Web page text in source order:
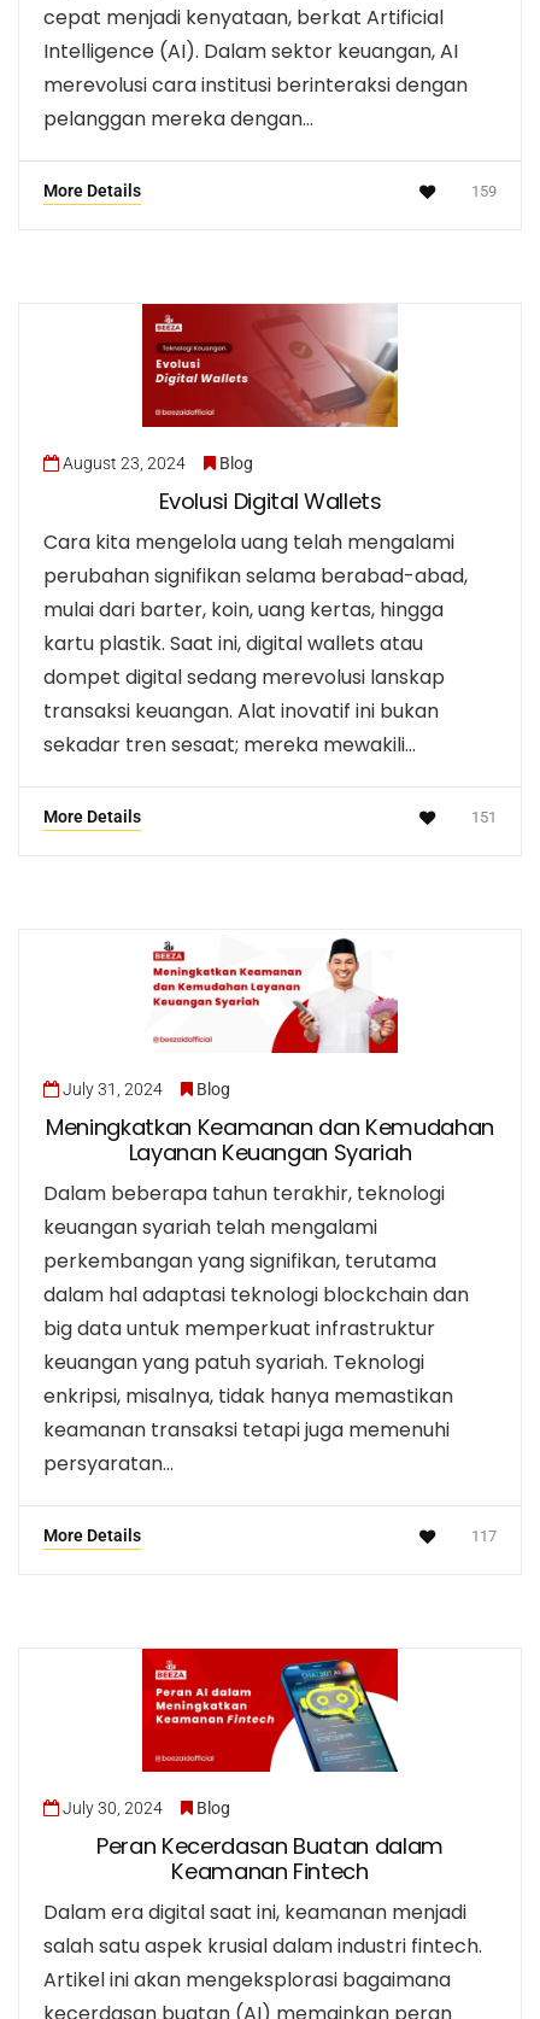
cepat menjadi kenyataan, berkat Artificial
Intelligence (AI). Dalam sektor keuangan, AI
merevolusi cara institusi berinteraksi dengan
pelanggan mereka dengan…
More Details 159
August 23, 2024 Blog
Evolusi Digital Wallets
Cara kita mengelola uang telah mengalami
perubahan signifikan selama berabad-abad,
mulai dari barter, koin, uang kertas, hingga
kartu plastik. Saat ini, digital wallets atau
dompet digital sedang merevolusi lanskap
transaksi keuangan. Alat inovatif ini bukan
sekadar tren sesaat; mereka mewakili…
More Details 151
July 31, 2024 Blog
Meningkatkan Keamanan dan Kemudahan
Layanan Keuangan Syariah
Dalam beberapa tahun terakhir, teknologi
keuangan syariah telah mengalami
perkembangan yang signifikan, terutama
dalam hal adaptasi teknologi blockchain dan
big data untuk memperkuat infrastruktur
keuangan yang patuh syariah. Teknologi
enkripsi, misalnya, tidak hanya memastikan
keamanan transaksi tetapi juga memenuhi
persyaratan…
More Details 117
July 30, 2024 Blog
Peran Kecerdasan Buatan dalam
Keamanan Fintech
Dalam era digital saat ini, keamanan menjadi
salah satu aspek krusial dalam industri fintech.
Artikel ini akan mengeksplorasi bagaimana